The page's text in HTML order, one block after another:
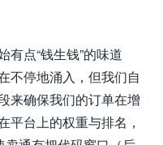
有点“钱生钱”的味道
不停地涌入，但我们自
来确保我们的订单在增
平台上的权重与排名，